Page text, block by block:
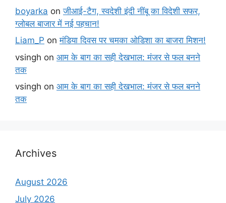
boyarka onजीआई-टैग, स्वदेशी इंदी नींबू का विदेशी सफर,
ग्लोबल बाजार में नई पहचान!
Liam_P onमंडिया दिवस पर चमका ओडिशा का बाजरा मिशन!
vsingh on आम के बाग का सही देखभाल: मंजर से फल बनने
तक
vsingh on आम के बाग का सही देखभाल: मंजर से फल बनने
तक
Archives
August 2026
July 2026